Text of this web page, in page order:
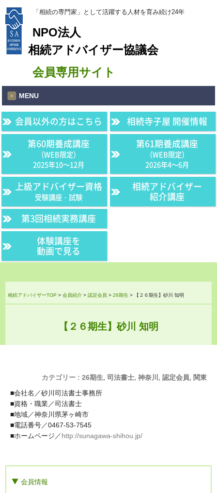
「相続の専門家」として活躍する人材を育み続け24年
NPO法人
相続アドバイザー協議会
会員専用サイト
MENU
会員以外の方はこちら
相続寺子屋 開催情報
第60期養成講座
（WEB限定）
2025年10〜12月
第61期養成講座
（WEB限定）
2026年4〜6月
上級アドバイザー資格
受験講座・試験
第3回相続実務講座
相続アドバイザー
紹介講座
体験講座を
動画で見る
相続アドバイザーTOP >会員紹介 >認定会員 >26期生 > 【２６期生】砂川 知明
【２６期生】砂川 知明
カテゴリー : 26期生, 司法書士, 神奈川 , 認定会員, 関東
■会社名／砂川司法書士事務所
■資格・職業／司法書士
■地域／神奈川県茅ヶ崎市
■電話番号／0467-53-7545
■ホームページ／http://sunagawa-shihou.jp/
会員情報